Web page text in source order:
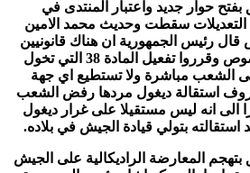
حوار جديد واعتبار المنتدى في
التعديلات سقطت وحديث محمد الامين
رئيس الجمهورية ان هناك قانونيين
نظيفين تشاوروا بهذا الخصوص وقرروا تفعيل المادة 38 التي تخول
الشعب مباشرة ولا تستطيع اي جهة
استقالة ديغول مردها رفض الشعب
الى انه ليس مستقيلا على غرار ديغول
بتولي قيادة الجيش في بلاده.
المعارضة الراديكالية على الجيش